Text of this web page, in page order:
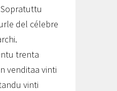
del célebre
trenta
venditaa vinti
vinti